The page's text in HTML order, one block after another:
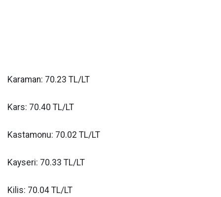
Karaman: 70.23 TL/LT
Kars: 70.40 TL/LT
Kastamonu: 70.02 TL/LT
Kayseri: 70.33 TL/LT
Kilis: 70.04 TL/LT